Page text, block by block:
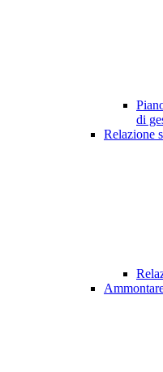
di
Relazione